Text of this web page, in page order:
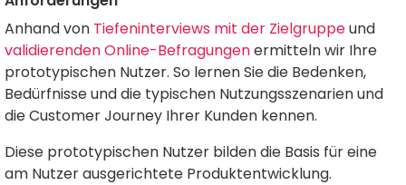
Anhand von Tiefeninterviews mit der Zielgruppeund
validierenden Online-Befragungenermitteln wir Ihre
prototypischen Nutzer. So lernen Sie die Bedenken,
Bedürfnisse und die typischen Nutzungsszenarien und
die Customer Journey Ihrer Kunden kennen.
Diese prototypischen Nutzer bilden die Basis für eine
am Nutzer ausgerichtete Produktentwicklung.